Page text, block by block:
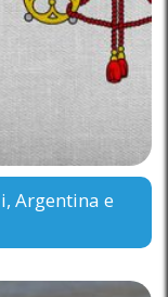
Argentina e